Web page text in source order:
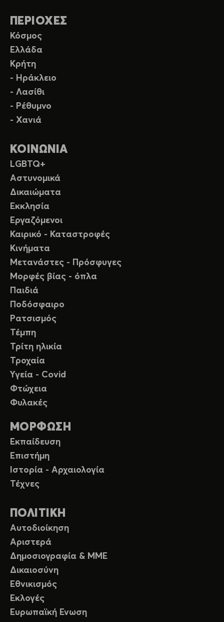
ΠΕΡΙΟΧΕΣ
Κόσμος
Ελλάδα
Κρήτη
- Ηράκλειο
- Λασίθι
- Ρέθυμνο
- Χανιά
ΚΟΙΝΩΝΙΑ
LGBTQ+
Αστυνομικά
Δικαιώματα
Εκκλησία
Εργαζόμενοι
Καιρικό - Καταστροφές
Κινήματα
Μετανάστες - Πρόσφυγες
Μορφές βίας - όπλα
Παιδιά
Ποδόσφαιρο
Ρατσισμός
Τέμπη
Τρίτη ηλικία
Τροχαία
Υγεία - Covid
Φτώχεια
Φυλακές
ΜΟΡΦΩΣΗ
Εκπαίδευση
Επιστήμη
Ιστορία - Αρχαιολογία
Τέχνες
ΠΟΛΙΤΙΚΗ
Αυτοδιοίκηση
Αριστερά
Δημοσιογραφία & ΜΜΕ
Δικαιοσύνη
Εθνικισμός
Εκλογές
Ευρωπαϊκή Ενωση